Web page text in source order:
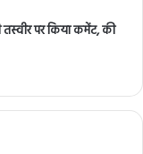
पर किया कमेंट, की